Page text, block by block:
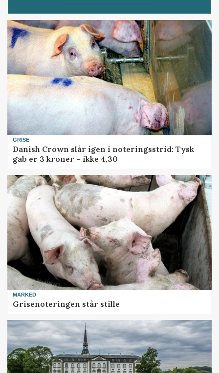
GRISE
Danish Crown slår igen i noteringsstrid: Tysk
gab er 3 kroner – ikke 4,30
MARKED
Grisenoteringen står stille